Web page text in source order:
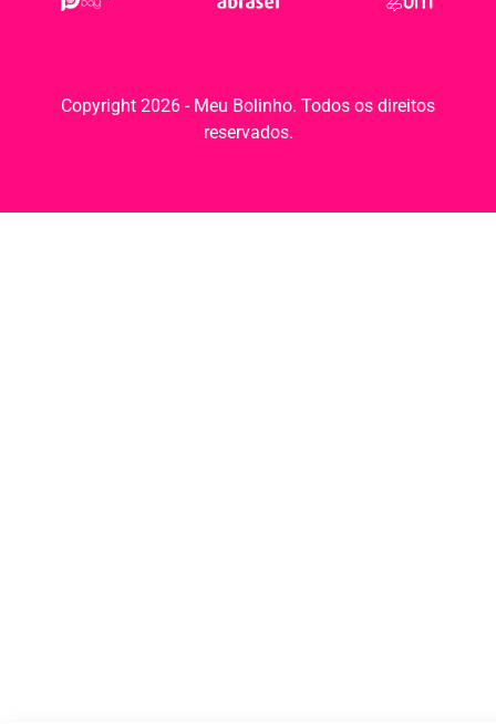
Copyright 2026 - Meu Bolinho. Todos os direitos
reservados.